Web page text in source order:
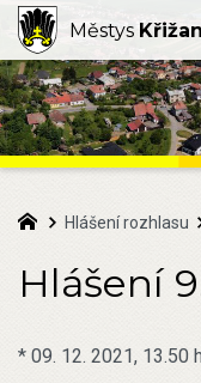
Hlášení rozhlasu
Hlášení
* 09. 12. 2021, 13.50
Městys